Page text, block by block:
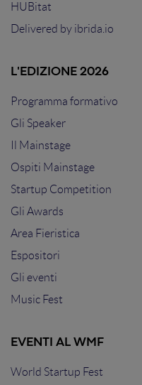
HUBitat
Delivered by ibrida.io
L'EDIZIONE 2026
Programma formativo
Gli Speaker
Il Mainstage
Ospiti Mainstage
Startup Competition
Gli Awards
Area Fieristica
Espositori
Gli eventi
Music Fest
EVENTI AL WMF
World Startup Fest